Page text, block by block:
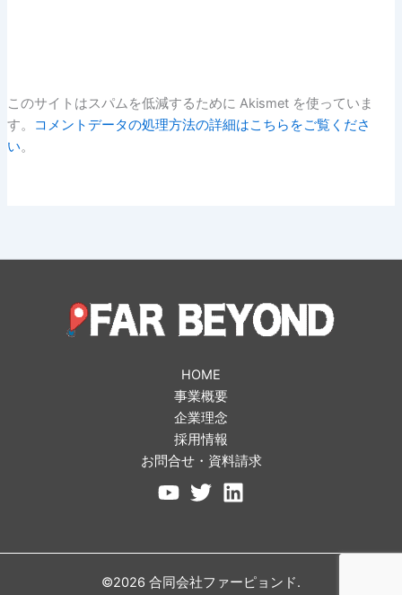
このサイトはスパムを低減するために Akismet を使っていま
す。
コメントデータの処理方法の詳細はこちらをご覧くださ
い。
HOME
事業概要
企業理念
採用情報
お問合せ・資料請求
©2026 合同会社ファーピョンド.